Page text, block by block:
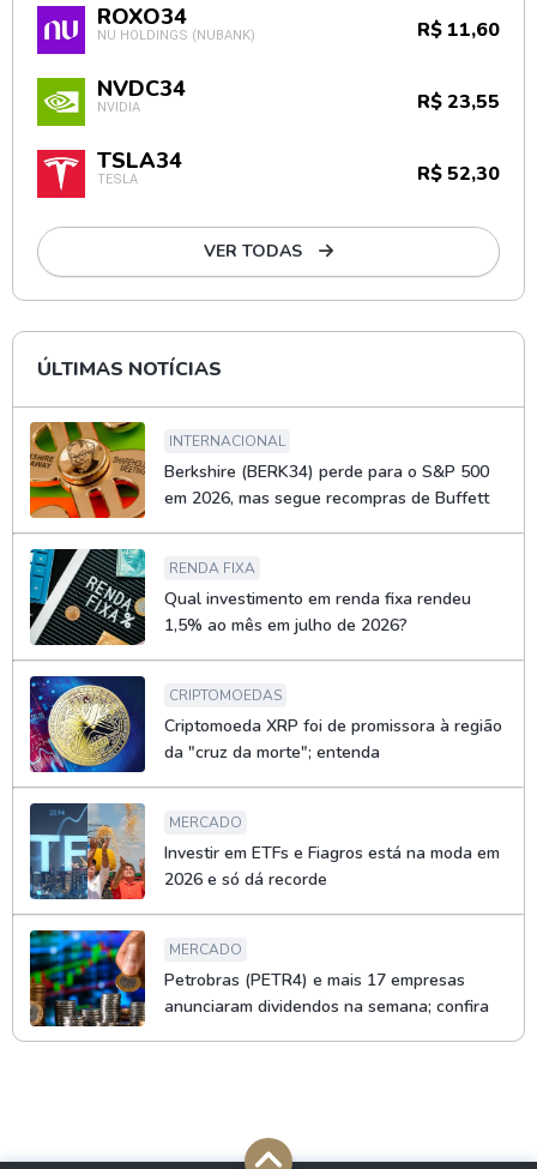
ROXO34
NU HOLDINGS (NUBANK) R$ 11,60
NVDC34
NVIDIA R$ 23,55
TSLA34
TESLA R$ 52,30
VER TODAS
ÚLTIMAS NOTÍCIAS
INTERNACIONAL
Berkshire (BERK34) perde para o S&P 500
em 2026, mas segue recompras de Buffett
RENDA FIXA
Qual investimento em renda fixa rendeu
1,5% ao mês em julho de 2026?
CRIPTOMOEDAS
Criptomoeda XRP foi de promissora à região
da "cruz da morte"; entenda
MERCADO
Investir em ETFs e Fiagros está na moda em
2026 e só dá recorde
MERCADO
Petrobras (PETR4) e mais 17 empresas
anunciaram dividendos na semana; confira